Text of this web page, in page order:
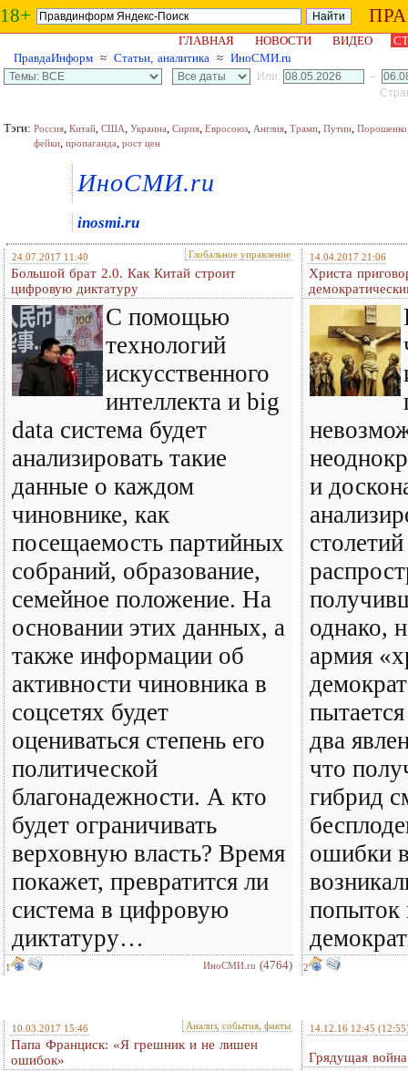
18+
ГЛАВНАЯ НОВОСТИ ВИДЕО
ПравдаИнформ ≈ Статьи, аналитика ≈ ИноСМИ.ru
Или:
–
Тэги: Россия, Китай, США, Украина, Сирия, Евросоюз, Англия, Трамп, Путин, Порошенко
фейки, пропаганда, рост цен
ИноСМИ.ru
inosmi.ru
24.07.2017 11:40 Глобальное управление
Большой брат 2.0. Как Китай строит
цифровую диктатуру
С помощью
технологий
искусственного
интеллекта и big
data система будет
анализировать такие
данные о каждом
чиновнике, как
посещаемость партийных
собраний, образование,
семейное положение. На
основании этих данных, а
также информации об
активности чиновника в
соцсетях будет
оцениваться степень его
политической
благонадежности. А кто
будет ограничивать
верховную власть? Время
покажет, превратится ли
система в цифровую
диктатуру…
1 ИноСМИ.ru (4764)
14.04.2017 21:06
Христа
и
однако,
армия
два
что
гибрид
ошибки
попыток
2
10.03.2017 15:46 Анализ, события, факты
Папа Франциск: «Я грешник и не лишен
ошибок»
14.12.16 12:45
Грядущая